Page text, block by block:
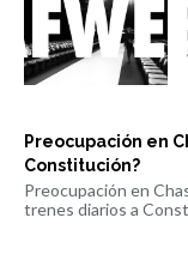
Preocupación en
Constitución?
Preocupación en
trenes diarios a